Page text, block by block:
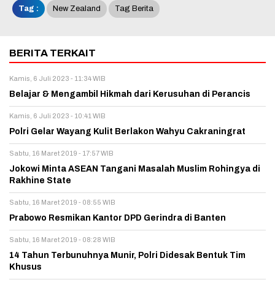
Tag : New Zealand Tag Berita
BERITA TERKAIT
Kamis, 6 Juli 2023 - 11:34 WIB
Belajar & Mengambil Hikmah dari Kerusuhan di Perancis
Kamis, 6 Juli 2023 - 10:41 WIB
Polri Gelar Wayang Kulit Berlakon Wahyu Cakraningrat
Sabtu, 16 Maret 2019 - 17:57 WIB
Jokowi Minta ASEAN Tangani Masalah Muslim Rohingya di
Rakhine State
Sabtu, 16 Maret 2019 - 08:55 WIB
Prabowo Resmikan Kantor DPD Gerindra di Banten
Sabtu, 16 Maret 2019 - 08:28 WIB
14 Tahun Terbunuhnya Munir, Polri Didesak Bentuk Tim
Khusus